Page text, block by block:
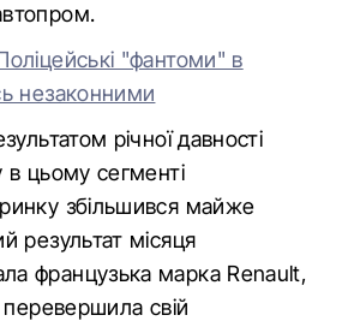
"фантоми" в
незаконними
річної давності
в цьому сегменті
збільшився майже
результат місяця
французька марка Renault,
перевершила свій